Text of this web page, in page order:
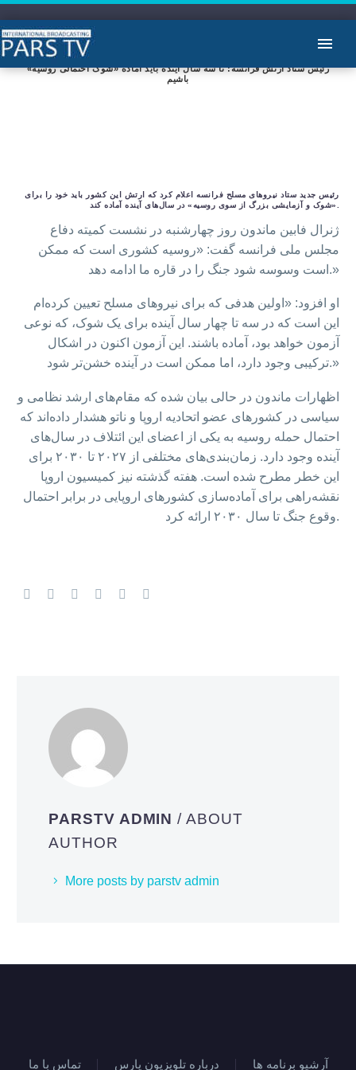
رئیس ستاد ارتش فرانسه: تا سه سال آینده باید آماده «شوک احتمالی روسیه»
باشیم
رئیس جدید ستاد نیروهای مسلح فرانسه اعلام کرد که ارتش این کشور باید خود را برای
ژنرال فابین ماندون روز چهارشنبه در نشست کمیته دفاع
مجلس ملی فرانسه گفت: «روسیه کشوری است که ممکن
است وسوسه شود جنگ را در قاره ما ادامه دهد.»
او افزود: «اولین هدفی که برای نیروهای مسلح تعیین کرده‌ام
این است که در سه تا چهار سال آینده برای یک شوک، که نوعی
آزمون خواهد بود، آماده باشند. این آزمون اکنون در اشکال
ترکیبی وجود دارد، اما ممکن است در آینده خشن‌تر شود.»
اظهارات ماندون در حالی بیان شده که مقام‌های ارشد نظامی و
سیاسی در کشورهای عضو اتحادیه اروپا و ناتو هشدار داده‌اند که
احتمال حمله روسیه به یکی از اعضای این ائتلاف در سال‌های
آینده وجود دارد. زمان‌بندی‌های مختلفی از ۲۰۲۷ تا ۲۰۳۰ برای
این خطر مطرح شده است. هفته گذشته نیز کمیسیون اروپا
نقشه‌راهی برای آماده‌سازی کشورهای اروپایی در برابر احتمال
وقوع جنگ تا سال ۲۰۳۰ ارائه کرد.
PARSTV ADMIN/ ABOUT
AUTHOR
More posts by parstv admin
تماس با ما درباره تلویزیون پارس آرشیو برنامه ها